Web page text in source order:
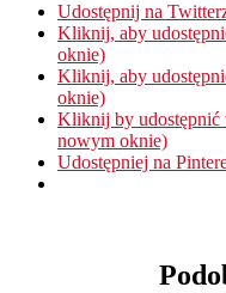
Udostępnij na
Kliknij, aby
oknie)
Kliknij, aby
oknie)
Kliknij by udostępnić
nowym oknie)
Udostępniej na